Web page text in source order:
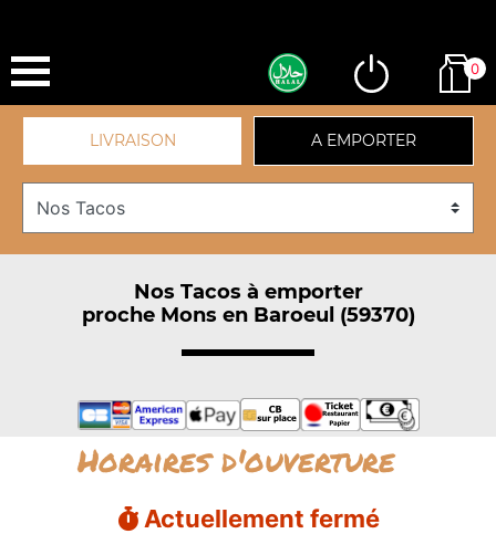
0
LIVRAISON A EMPORTER
Nos Tacos à emporter
proche Mons en Baroeul (59370)
Horaires d'ouverture
Actuellement fermé